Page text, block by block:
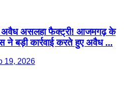
अवैध असलहा फैक्ट्री! आजमगढ़ के
ने बड़ी कार्रवाई करते हुए अवैध ...
19, 2026